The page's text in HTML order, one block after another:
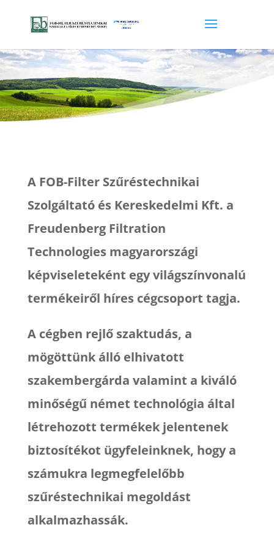
A FOB-Filter Szűréstechnikai
Szolgáltató és Kereskedelmi Kft. a
Freudenberg Filtration
Technologies magyarországi
képviseleteként egy világszínvonalú
termékeiről híres cégcsoport tagja.
A cégben rejlő szaktudás, a
mögöttünk álló elhivatott
szakembergárda valamint a kiváló
minőségű német technológia által
létrehozott termékek jelentenek
biztosítékot ügyfeleinknek, hogy a
számukra legmegfelelőbb
szűréstechnikai megoldást
alkalmazhassák.